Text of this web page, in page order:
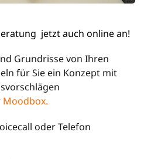
jetzt auch online an!
Grundrisse von Ihren
für Sie ein Konzept mit
Moodbox.
oder Telefon